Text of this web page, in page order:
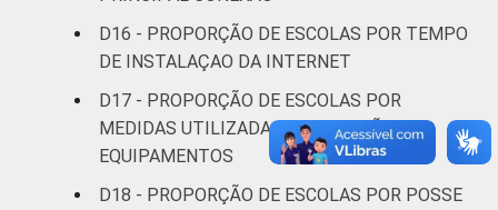
D16 - PROPORÇÃO DE ESCOLAS POR TEMPO
DE INSTALAÇAO DA INTERNET
D17 - PROPORÇÃO DE ESCOLAS POR
MEDIDAS UTILIZADAS EM RELAÇÃO AOS
EQUIPAMENTOS
D18 - PROPORÇÃO DE ESCOLAS POR POSSE